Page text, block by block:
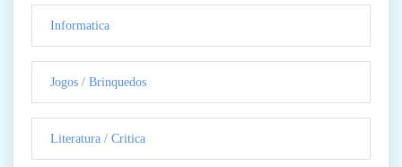
Informatica
Jogos / Brinquedos
Literatura / Critica